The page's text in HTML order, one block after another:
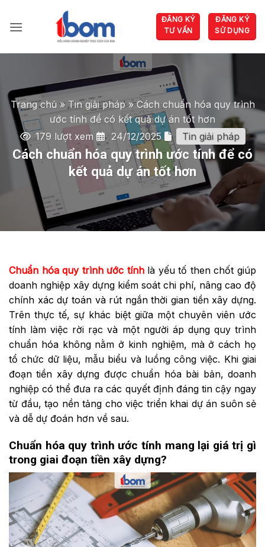
qua
dung
ĐĂNG KÝ
TƯ VẤN
ĐĂNG KÝ
SỬ DỤNG
Trang chủ »Tin giải pháp»Cách chuẩn hóa quy trình
ước tính để có kết quả dự án tốt hơn
179 lượt xem
24/12/2025 Tin giải pháp
Cách chuẩn hóa quy trình ước tính để có
kết quả dự án tốt hơn
Chuẩn hóa quy trình ước tínhlà yếu tố then chốt giúp
doanh nghiệp xây dựng kiểm soát chi phí, nâng cao độ
chính xác dự toán và rút ngắn thời gian tiền xây dựng.
Trên thực tế, sự khác biệt giữa một chuyên viên ước
tính làm việc rời rạc và một người áp dụng quy trình
chuẩn hóa không nằm ở kinh nghiệm, mà ở cách họ
tổ chức dữ liệu, mẫu biểu và luồng công việc. Khi giai
đoạn tiền xây dựng được chuẩn hóa bài bản, doanh
nghiệp có thể đưa ra các quyết định đáng tin cậy ngay
từ đầu, tạo nền tảng cho việc triển khai dự án suôn sẻ
và dễ dự đoán hơn về sau.
Chuẩn hóa quy trình ước tính mang lại giá trị gì
trong giai đoạn tiền xây dựng?